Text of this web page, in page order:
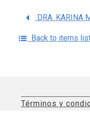
Back to items
Términos y